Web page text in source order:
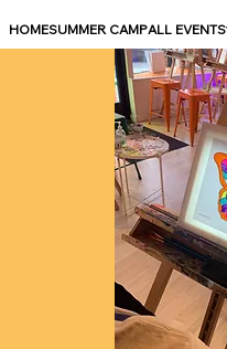
HOMESUMMER CAMPALL EVENTS